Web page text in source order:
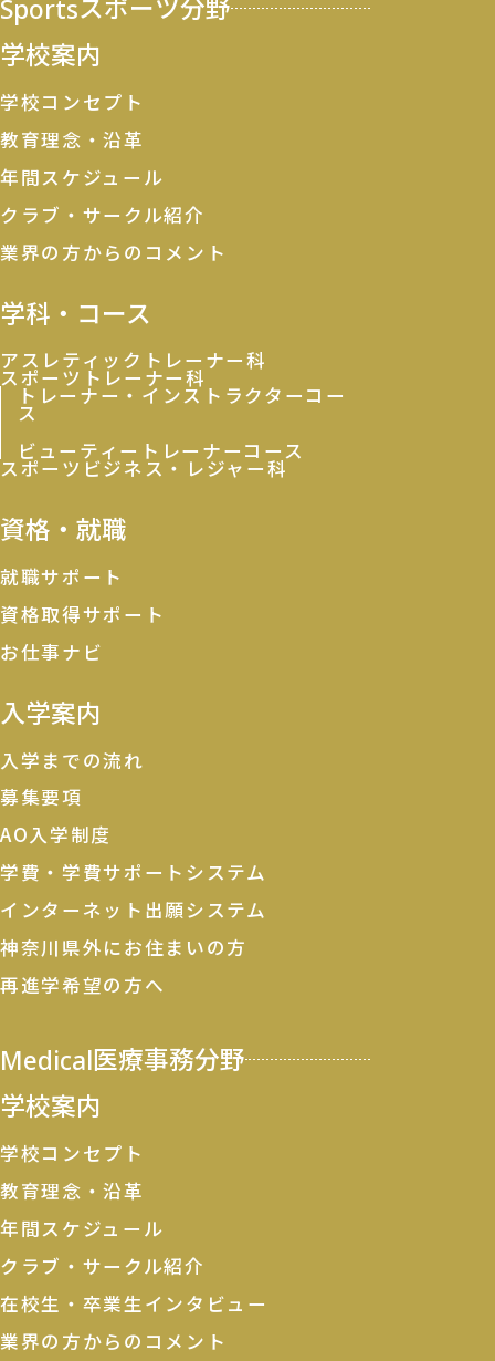
学校案内
学校コンセプト
教育理念・沿革
年間スケジュール
クラブ・サークル紹介
業界の方からのコメント
学科・コース
アスレティックトレーナー科
スポーツトレーナー科
トレーナー・インストラクターコー
ス
ビューティートレーナーコース
スポーツビジネス・レジャー科
資格・就職
就職サポート
資格取得サポート
お仕事ナビ
入学案内
入学までの流れ
募集要項
AO入学制度
学費・学費サポートシステム
インターネット出願システム
神奈川県外にお住まいの方
再進学希望の方へ
Medical医療事務分野
学校案内
学校コンセプト
教育理念・沿革
年間スケジュール
クラブ・サークル紹介
在校生・卒業生インタビュー
業界の方からのコメント